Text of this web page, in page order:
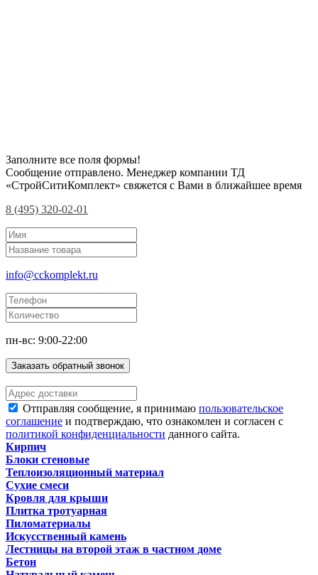
Заполните все поля формы!
Сообщение отправлено. Менеджер компании ТД
«СтройСитиКомплект» свяжется с Вами в ближайшее время
8 (495) 320-02-01
info@cckomplekt.ru
пн-вс: 9:00-22:00
Заказать обратный звонок
Отправляя сообщение, я принимаю пользовательское
соглашение и подтверждаю, что ознакомлен и согласен с
политикой конфиденциальности данного сайта.
Кирпич
Блоки стеновые
Теплоизоляционный материал
Сухие смеси
Кровля для крыши
Плитка тротуарная
Пиломатериалы
Искусственный камень
Лестницы на второй этаж в частном доме
Бетон